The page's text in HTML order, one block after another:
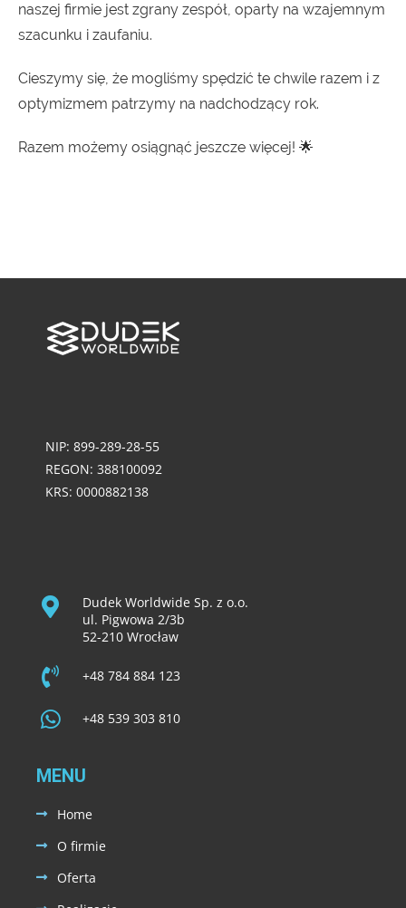
naszej firmie jest zgrany zespół, oparty na wzajemnym
szacunku i zaufaniu.
Cieszymy się, że mogliśmy spędzić te chwile razem i z
optymizmem patrzymy na nadchodzący rok.
Razem możemy osiągnąć jeszcze więcej! 🌟
NIP: 899-289-28-55
REGON: 388100092
KRS: 0000882138
Dudek Worldwide Sp. z o.o.
ul. Pigwowa 2/3b
52-210 Wrocław
+48 784 884 123
+48 539 303 810
MENU
Home
O firmie
Oferta